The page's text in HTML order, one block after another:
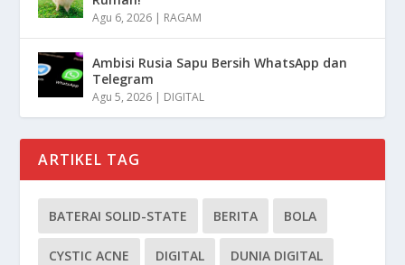
Agu 6, 2026 | RAGAM
Ambisi Rusia Sapu Bersih WhatsApp dan
Telegram
Agu 5, 2026 | DIGITAL
ARTIKEL TAG
BATERAI SOLID-STATE BERITA BOLA
CYSTIC ACNE DIGITAL DUNIA DIGITAL